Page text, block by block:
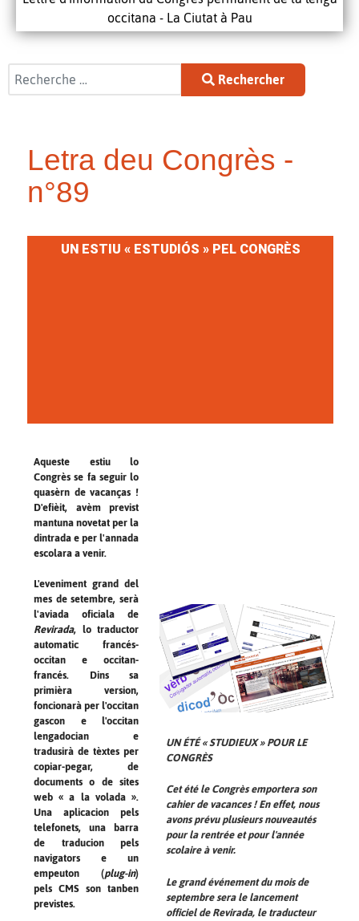
occitana - La Ciutat à Pau
Rechercher
Rechercher
Letra deu Congrès -
n°89
UN ESTIU « ESTUDIÓS » PEL CONGRÈS
Aqueste estiu lo
Congrès se fa seguir lo
quasèrn de vacanças !
D'efièit, avèm previst
mantuna novetat per la
dintrada e per l'annada
escolara a venir.
L'eveniment grand del
mes de setembre, serà
l'aviada oficiala de
Revirada, lo traductor
automatic francés-
occitan e occitan-
francés. Dins sa
primièra version,
foncionarà per l'occitan
gascon e l'occitan
lengadocian e
tradusirà de tèxtes per
copiar-pegar, de
documents o de sites
web « a la volada ».
Una aplicacion pels
telefonets, una barra
de traducion pels
navigators e un
empeuton (plug-in)
pels CMS son tanben
previstes.
UN ÉTÉ « STUDIEUX » POUR LE
CONGRÈS
Cet été le Congrès emportera son
cahier de vacances ! En effet, nous
avons prévu plusieurs nouveautés
pour la rentrée et pour l'année
scolaire à venir.
Le grand événement du mois de
septembre sera le lancement
officiel de Revirada, le traducteur